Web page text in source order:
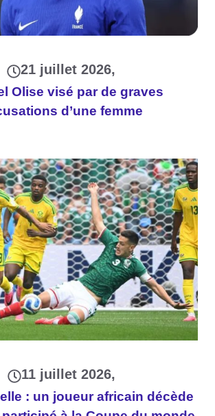
21 juillet 2026
Olise visé par de graves
d’une femme
11 juillet 2026
: un joueur africain décède